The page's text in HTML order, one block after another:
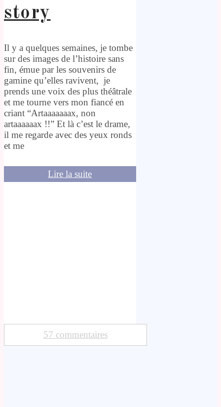
story
Il y a quelques semaines, je tombe
sur des images de l’histoire sans
fin, émue par les souvenirs de
gamine qu’elles ravivent, je
prends une voix des plus théâtrale
et me tourne vers mon fiancé en
criant “Artaaaaaaax, non
artaaaaaax !!” Et là c’est le drame,
il me regarde avec des yeux ronds
et me
Lire la suite
57 commentaires